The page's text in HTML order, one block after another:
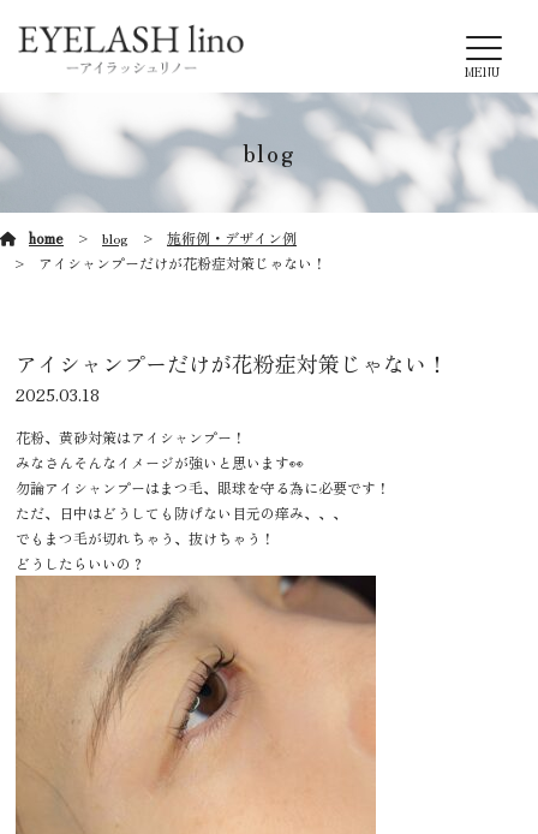
MENU
blog
home blog
施術例・デザイン例
アイシャンプーだけが花粉症対策じゃない！
アイシャンプーだけが花粉症対策じゃない！
2025.03.18
花粉、黄砂対策はアイシャンプー！
みなさんそんなイメージが強いと思います👀
勿論アイシャンプーはまつ毛、眼球を守る為に必要です！
ただ、日中はどうしても防げない目元の痒み、、、
でもまつ毛が切れちゃう、抜けちゃう！
どうしたらいいの？